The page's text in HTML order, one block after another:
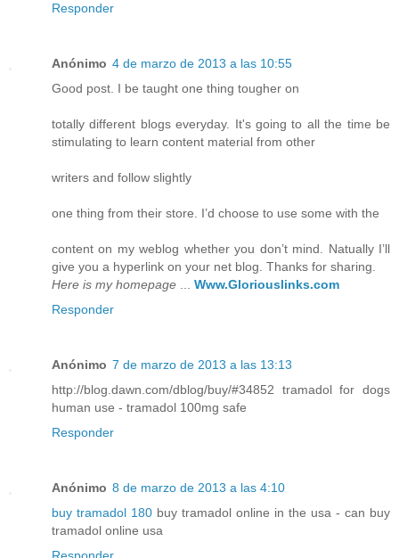
Responder
Anónimo 4 de marzo de 2013 a las 10:55
Good post. I be taught one thing tougher on
totally different blogs everyday. It's going to all the time be
stimulating to learn content material from other
writers and follow slightly
one thing from their store. I’d choose to use some with the
content on my weblog whether you don’t mind. Natually I’ll
give you a hyperlink on your net blog. Thanks for sharing.
Here is my homepage ... Www.Gloriouslinks.com
Responder
Anónimo 7 de marzo de 2013 a las 13:13
http://blog.dawn.com/dblog/buy/#34852 tramadol for dogs
human use - tramadol 100mg safe
Responder
Anónimo 8 de marzo de 2013 a las 4:10
buy tramadol 180 buy tramadol online in the usa - can buy
tramadol online usa